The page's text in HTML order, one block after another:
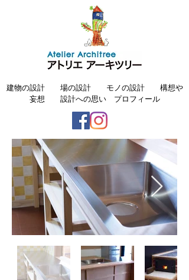
建物の設計 場の設計 モノの設計
構想や
妄想
設計への思い プロフィール